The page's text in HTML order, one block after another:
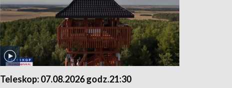
Teleskop: 07.08.2026 godz.21:30